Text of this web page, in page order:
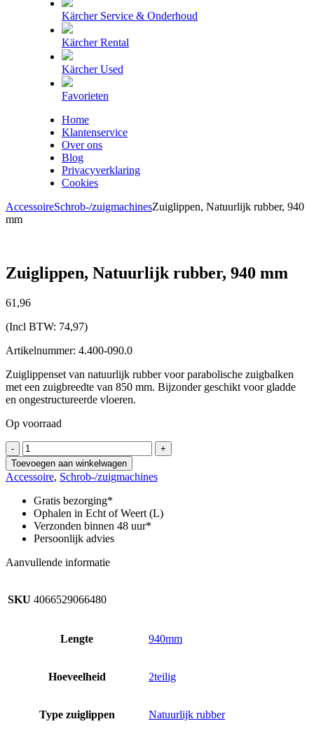
Kärcher Service & Onderhoud
Kärcher Rental
Kärcher Used
Favorieten
Home
Klantenservice
Over ons
Blog
Privacyverklaring
Cookies
AccessoireSchrob-/zuigmachinesZuiglippen, Natuurlijk rubber, 940
mm
Zuiglippen, Natuurlijk rubber, 940 mm
61,96
(Incl BTW: 74,97)
Artikelnummer: 4.400-090.0
Zuiglippenset van natuurlijk rubber voor parabolische zuigbalken
met een zuigbreedte van 850 mm. Bijzonder geschikt voor gladde
en ongestructureerde vloeren.
Op voorraad
-
Zuiglippen,
Natuurlijk
rubber,
940
mm
aantal
+
Toevoegen aan winkelwagen
Accessoire, Schrob-/zuigmachines
Gratis bezorging*
Ophalen in Echt of Weert (L)
Verzonden binnen 48 uur*
Persoonlijk advies
Aanvullende informatie
SKU 4066529066480
Lengte 940mm
Hoeveelheid 2teilig
Type zuiglippen Natuurlijk rubber